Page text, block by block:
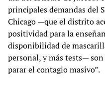
principales demandas del
Chicago —que el distrito
positividad para la
disponibilidad de
personal, y más tests—
parar el contagio masivo”.